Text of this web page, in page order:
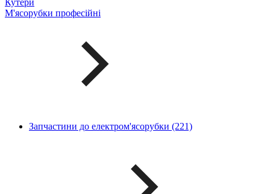
М'ясорубки професійні
Запчастини до електром'ясорубки (221)